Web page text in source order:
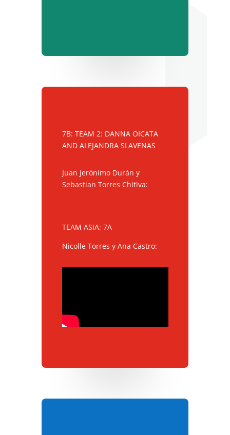
7B: TEAM 2: DANNA OICATA
AND ALEJANDRA SLAVENAS
Juan Jerónimo Durán y
Sebastian Torres Chitiva:
TEAM ASIA: 7A
Nicolle Torres y Ana Castro: